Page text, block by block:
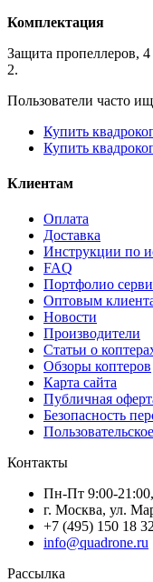
Комплектация
Защита пропеллеров,
2.
Пользователи часто
Купить
Купить
Клиентам
Оплата
Доставка
Инструкции по
FAQ
Портфолио
Оптовым
Новости
Производители
Статьи о
Обзоры коптеров
Карта сайта
Публичная
Безопасность
Контакты
Пн-Пт 9:00-
г. Москва, ул.
+7 (495) 150 18
info@quadrone.ru
Рассылка